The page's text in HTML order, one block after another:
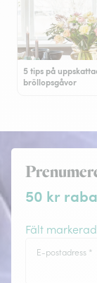
5 tips på
bröllopsgåvor
50 kr
Fält
E-postadress *